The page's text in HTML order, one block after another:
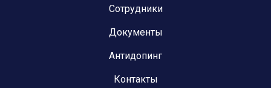
Сотрудники
Документы
Антидопинг
Контакты